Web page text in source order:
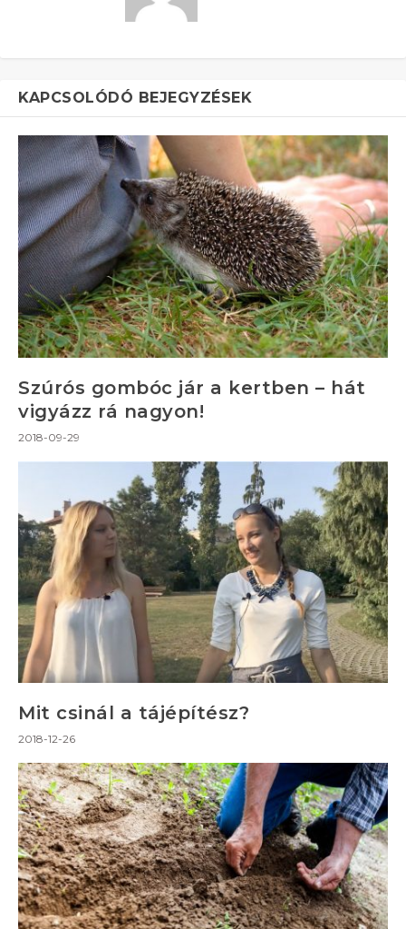
KAPCSOLÓDÓ BEJEGYZÉSEK
Szúrós gombóc jár a kertben – hát
vigyázz rá nagyon!
2018-09-29
Mit csinál a tájépítész?
2018-12-26